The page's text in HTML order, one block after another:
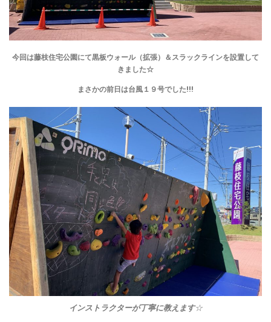
今回は藤枝住宅公園にて黒板ウォール（拡張）＆スラックラインを設置して
きました☆
まさかの前日は台風１９号でした!!!
インストラクターが丁寧に教えます☆